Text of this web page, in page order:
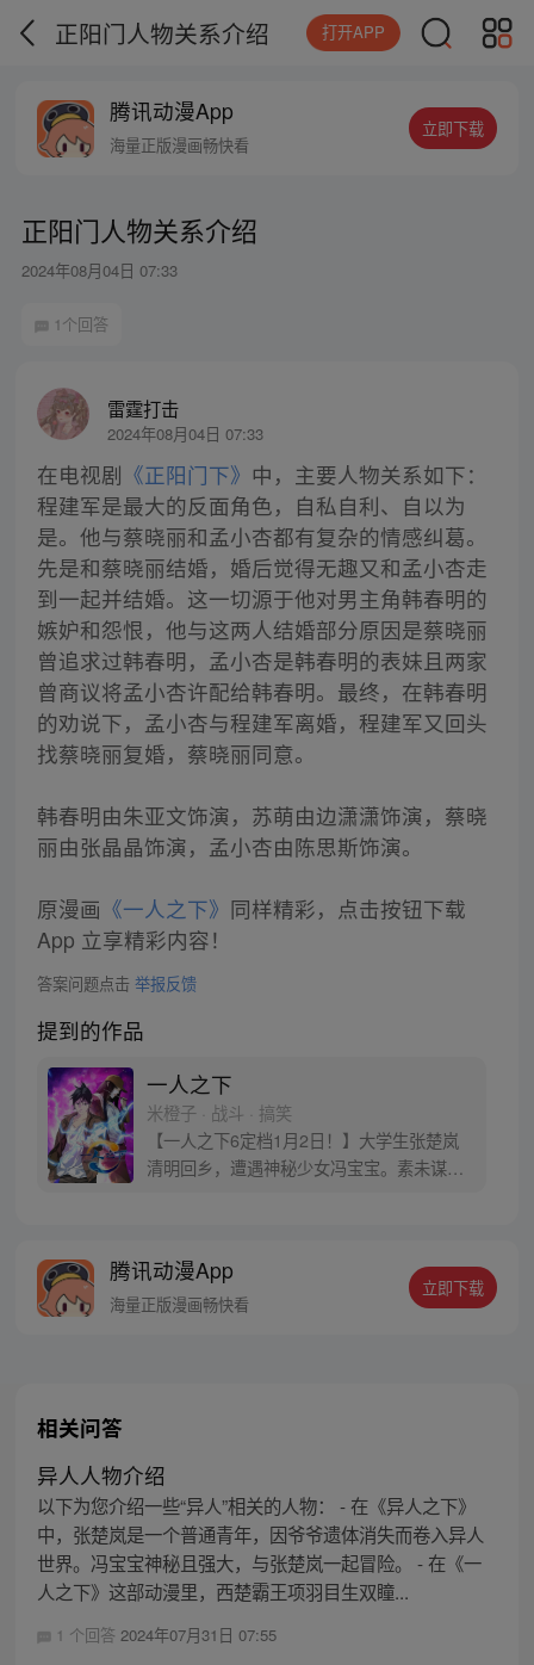
正阳门人物关系介绍 打开APP
腾讯动漫App
海量正版漫画畅快看
立即下载
正阳门人物关系介绍
2024年08月04日 07:33
1个回答
雷霆打击
2024年08月04日 07:33
在电视剧 《正阳门下》 中，主要人物关系如下：
程建军是最大的反面角色，自私自利、自以为
是。他与蔡晓丽和孟小杏都有复杂的情感纠葛。
先是和蔡晓丽结婚，婚后觉得无趣又和孟小杏走
到一起并结婚。这一切源于他对男主角韩春明的
嫉妒和怨恨，他与这两人结婚部分原因是蔡晓丽
曾追求过韩春明，孟小杏是韩春明的表妹且两家
曾商议将孟小杏许配给韩春明。最终，在韩春明
的劝说下，孟小杏与程建军离婚，程建军又回头
找蔡晓丽复婚，蔡晓丽同意。
韩春明由朱亚文饰演，苏萌由边潇潇饰演，蔡晓
丽由张晶晶饰演，孟小杏由陈思斯饰演。
原漫画 《一人之下》 同样精彩，点击按钮下载
App 立享精彩内容！
答案问题点击 举报反馈
提到的作品
一人之下
米橙子 · 战斗 · 搞笑
【一人之下6定档1月2日！】大学生张楚岚
清明回乡，遭遇神秘少女冯宝宝。素未谋面
密，张楚岚的生活被彻底颠覆，与冯宝宝一
同踏上“异人”之旅。
腾讯动漫App
海量正版漫画畅快看
立即下载
相关问答
异人人物介绍
以下为您介绍一些“异人”相关的人物： - 在《异人之下》
中，张楚岚是一个普通青年，因爷爷遗体消失而卷入异人
世界。冯宝宝神秘且强大，与张楚岚一起冒险。 - 在《一
人之下》这部动漫里，西楚霸王项羽目生双瞳...
1 个回答 2024年07月31日 07:55